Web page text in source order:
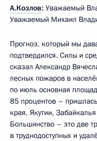
А.Козлов: Уважаемый
Уважаемый Михаил
Прогноз, который мы
подтвердился. Силы и
сказал Александр
лесных пожаров в
по июль основная
85 процентов –
края, Якутии,
Большинство – это две
в труднодоступных и